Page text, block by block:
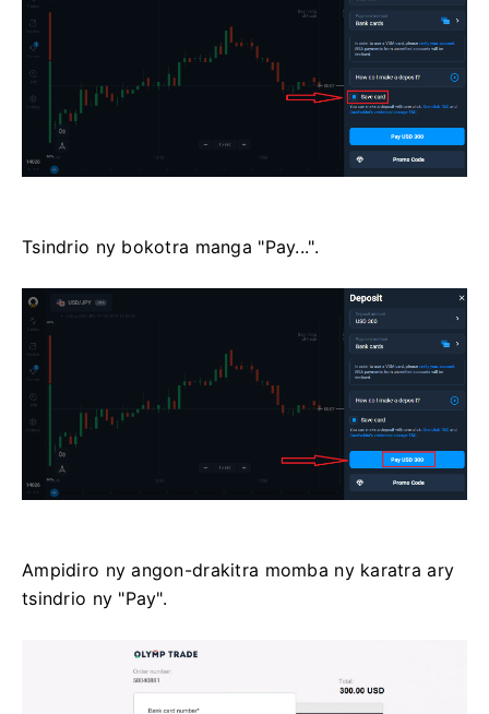
Tsindrio ny bokotra manga "Pay...".
Ampidiro ny angon-drakitra momba ny karatra ary
tsindrio ny "Pay".